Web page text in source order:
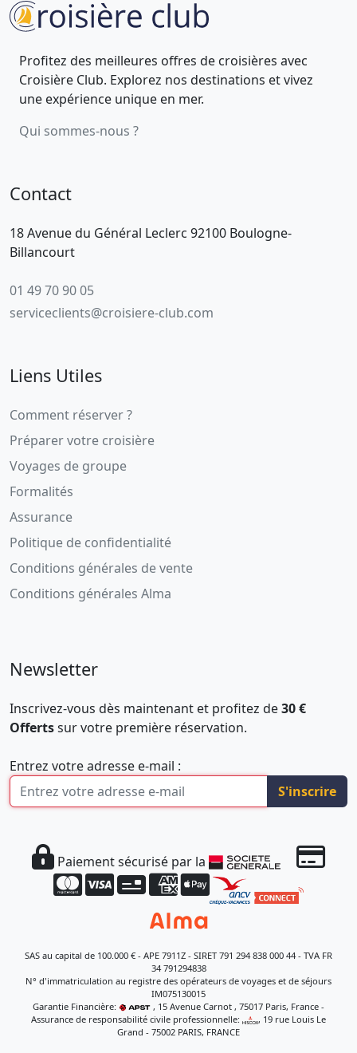
Profitez des meilleures offres de croisières avec
Croisière Club. Explorez nos destinations et vivez
une expérience unique en mer.
Qui sommes-nous ?
Contact
18 Avenue du Général Leclerc 92100 Boulogne-
Billancourt
01 49 70 90 05
serviceclients@croisiere-club.com
Liens Utiles
Comment réserver ?
Préparer votre croisière
Voyages de groupe
Formalités
Assurance
Politique de confidentialité
Conditions générales de vente
Conditions générales Alma
Newsletter
Inscrivez-vous dès maintenant et profitez de30 €
Offertssur votre première réservation.
Entrez votre adresse e-mail :
S'inscrire
Paiement sécurisé par la
SAS au capital de 100.000 € - APE 7911Z - SIRET 791 294 838 000 44 - TVA FR
34 791294838
N° d'immatriculation au registre des opérateurs de voyages et de séjours
IM075130015
Garantie Financière:
, 15 Avenue Carnot , 75017 Paris, France -
Assurance de responsabilité civile professionnelle:
, 19 rue Louis Le
Grand - 75002 PARIS, FRANCE